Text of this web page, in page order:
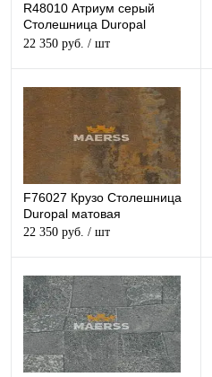
R48010 Атриум серый
Столешница Duropal
матовая
22 350 руб. / шт
F76027 Крузо Столешница
Duropal матовая
22 350 руб. / шт